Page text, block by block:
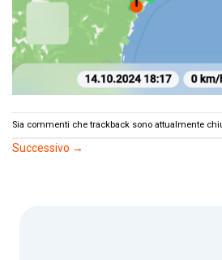
Sia commenti che trackback sono attualmente chiusi.
Successivo →